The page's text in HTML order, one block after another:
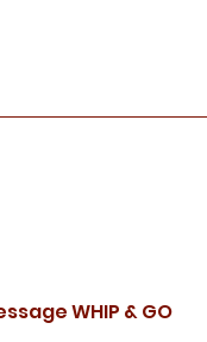
WHIP & GO